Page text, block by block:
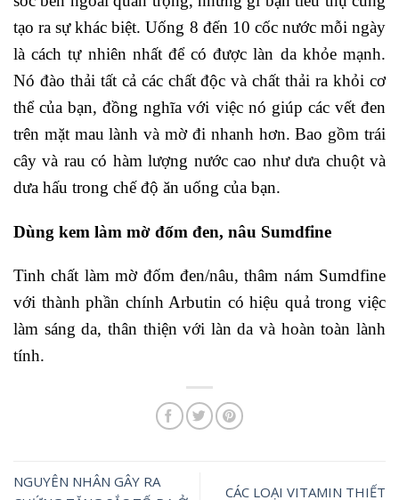
tạo ra sự khác biệt. Uống 8 đến 10 cốc nước mỗi ngày
là cách tự nhiên nhất để có được làn da khỏe mạnh.
Nó đào thải tất cả các chất độc và chất thải ra khỏi cơ
thể của bạn, đồng nghĩa với việc nó giúp các vết đen
trên mặt mau lành và mờ đi nhanh hơn. Bao gồm trái
cây và rau có hàm lượng nước cao như dưa chuột và
dưa hấu trong chế độ ăn uống của bạn.
Dùng kem làm mờ đốm đen, nâu Sumdfine
Tinh chất làm mờ đốm đen/nâu, thâm nám Sumdfine
với thành phần chính Arbutin có hiệu quả trong việc
làm sáng da, thân thiện với làn da và hoàn toàn lành
tính.
NGUYÊN NHÂN GÂY RA
CÁC LOẠI VITAMIN THIẾT